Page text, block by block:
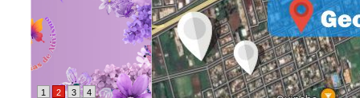
1 2 3 4